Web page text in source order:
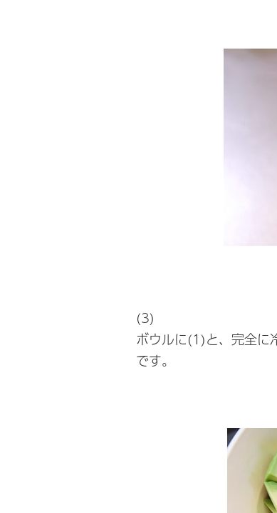
(3)
ボウルに(1)と、完全に
です。